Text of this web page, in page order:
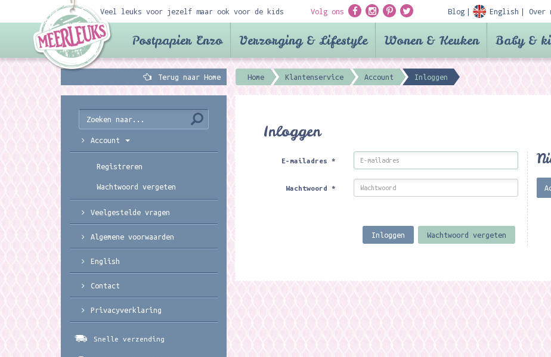
Veel leuks voor jezelf maar ook voor de kids Volg ons Blog English Over
Postpapier Enzo Verzorging & Lifestyle Wonen & Keuken Baby &
Terug naar Home Home Klantenservice Account Inloggen
Inloggen
E-mailadres*
Wachtwoord*
Inloggen Wachtwoord vergeten
Account
Registreren
Wachtwoord vergeten
Veelgestelde vragen
Algemene voorwaarden
English
Contact
Privacyverklaring
Snelle verzending